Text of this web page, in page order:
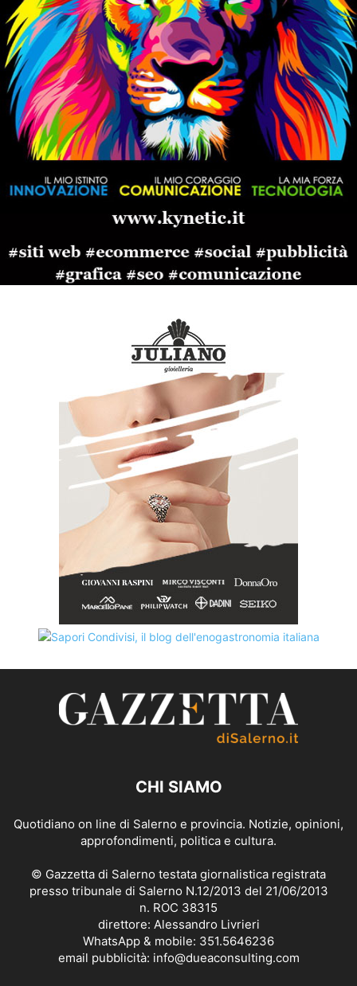
CHI SIAMO
Quotidiano on line di Salerno e provincia. Notizie, opinioni,
approfondimenti, politica e cultura.
© Gazzetta di Salerno testata giornalistica registrata
presso tribunale di Salerno N.12/2013 del 21/06/2013
n. ROC 38315
direttore: Alessandro Livrieri
WhatsApp & mobile: 351.5646236
email pubblicità: info@dueaconsulting.com